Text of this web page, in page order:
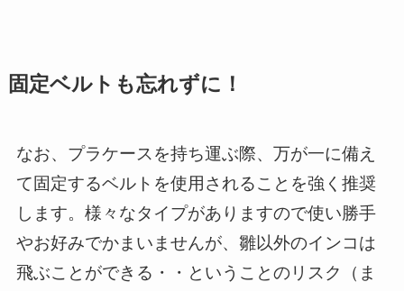
固定ベルトも忘れずに！
なお、プラケースを持ち運ぶ際、万が一に備え
て固定するベルトを使用されることを強く推奨
します。様々なタイプがありますので使い勝手
やお好みでかまいませんが、雛以外のインコは
飛ぶことができる・・ということのリスク（ま